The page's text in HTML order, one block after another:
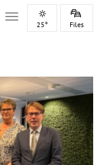
Toggle navigation
25° Files